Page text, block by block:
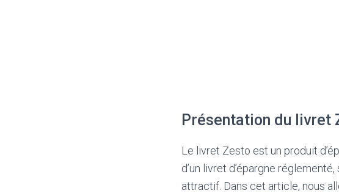
Présentation du livret
Le livret Zesto est un produit
d’un livret d’épargne
attractif. Dans cet article, nous